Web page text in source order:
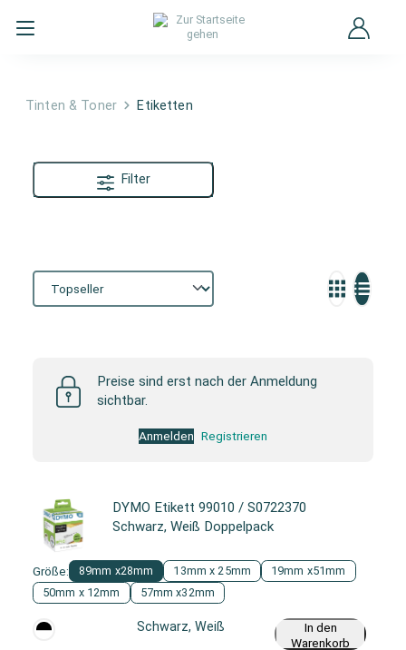
Tinten & Toner Etiketten
Filter
Preise sind erst nach der Anmeldung
sichtbar.
Anmelden Registrieren
DYMO Etikett 99010 / S0722370
Schwarz, Weiß Doppelpack
Größe: 89mm x28mm 13mm x 25mm
19mm x51mm
50mm x 12mm
57mm x32mm
Schwarz, Weiß
In den
Warenkorb